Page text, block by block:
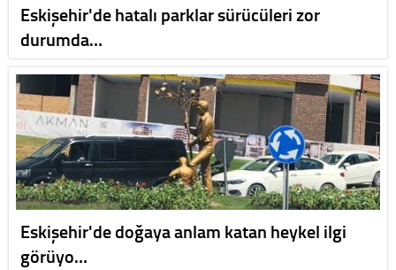
Eskişehir'de hatalı parklar sürücüleri zor
durumda…
Eskişehir'de doğaya anlam katan heykel ilgi
görüyo…